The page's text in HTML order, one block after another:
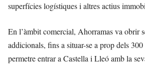
superfícies logístiques i altres actius
En l’àmbit comercial, Ahorramas va obrir
addicionals, fins a situar-se a prop dels
permetre entrar a Castella i Lleó amb la